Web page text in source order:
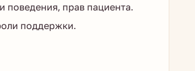
поведения, прав пациента.
поддержки.